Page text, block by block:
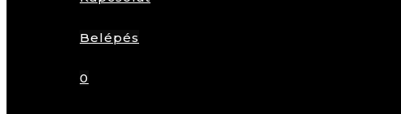
Belépés
0